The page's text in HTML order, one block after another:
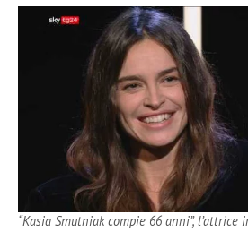
“Kasia Smutniak compie 66 anni”, l’attrice